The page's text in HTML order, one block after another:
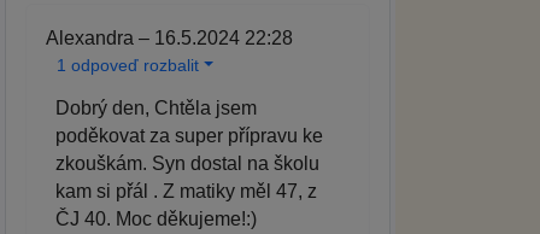
Alexandra – 16.5.2024 22:28
1 odpoveď rozbalit
Dobrý den, Chtěla jsem
poděkovat za super přípravu ke
zkouškám. Syn dostal na školu
kam si přál . Z matiky měl 47, z
ČJ 40. Moc děkujeme!:)